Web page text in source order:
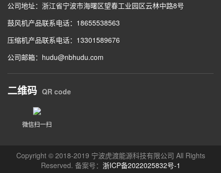
公司地址：浙江省宁波市海曙区望春工业园区云林中路8号
鼓风机产品联系电话：18655538563
压缩机产品联系电话：13301589676
公司邮箱：hudu@nbhudu.com
二维码 QR code
微信扫一扫
Copyright © 2018-2019 宁波虎渡能源科技有限公司 All Rights
Reserved. 备案号： 浙ICP备2022025832号-1